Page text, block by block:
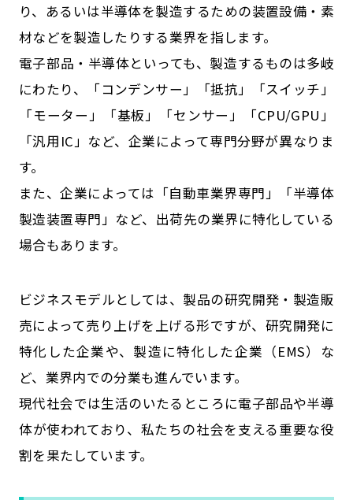
り、あるいは半導体を製造するための装置設備・素
材などを製造したりする業界を指します。
電子部品・半導体といっても、製造するものは多岐
にわたり、「コンデンサー」「抵抗」「スイッチ」
「モーター」「基板」「センサー」「CPU/GPU」
「汎用IC」など、企業によって専門分野が異なりま
す。
また、企業によっては「自動車業界専門」「半導体
製造装置専門」など、出荷先の業界に特化している
場合もあります。
ビジネスモデルとしては、製品の研究開発・製造販
売によって売り上げを上げる形ですが、研究開発に
特化した企業や、製造に特化した企業（EMS）な
ど、業界内での分業も進んでいます。
現代社会では生活のいたるところに電子部品や半導
体が使われており、私たちの社会を支える重要な役
割を果たしています。